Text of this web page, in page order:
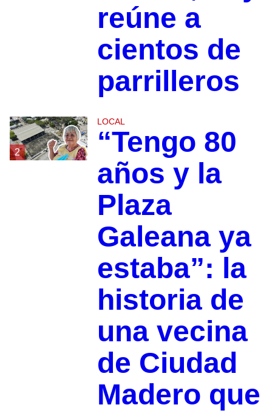
reúne a
cientos de
parrilleros
2
LOCAL
“Tengo 80
años y la
Plaza
Galeana ya
estaba”: la
historia de
una vecina
de Ciudad
Madero que